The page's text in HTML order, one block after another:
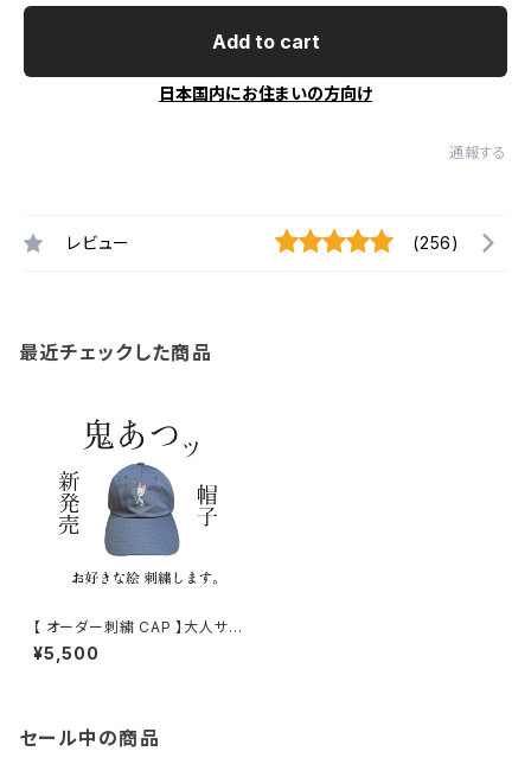
Add to cart
日本国内にお住まいの方向け
通報する
レビュー (256)
最近チェックした商品
【 オーダー刺繍 CAP 】大人サイ
ズ
¥5,500
セール中の商品